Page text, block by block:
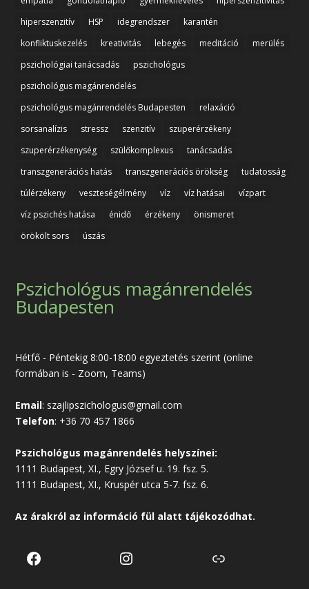
hiperszenzitív
HSP idegrendszer
karantén
konfliktuskezelés
kreativitás lebegés meditáció
merülés
pszichológiai tanácsadás
pszichológus
pszichológus magánrendelés
pszichológus magánrendelés Budapesten
relaxáció
sorsanalízis
stressz szenzitív
szuperérzékeny
szuperérzékenység
szülőkomplexus
tanácsadás
transzgenerációs hatás
transzgenerációs örökség
tudatosság
túlérzékeny
veszteségélmény víz víz hatásai
vízpart
víz pszichés hatása
énidő érzékeny
önismeret
örökölt sors
úszás
Pszichológus magánrendelés
Budapesten
Hétfő - Péntekig 8:00-18:00 egyeztetés szerint (online
formában is - Zoom, Teams)
Email: szajlipszichologus@gmail.com
Telefon: +36 70 457 1866
Pszichológus magánrendelés helyszínei:
1111 Budapest, XI., Egry József u. 19. fsz. 5.
1111 Budapest, XI., Kruspér utca 5-7. fsz. 6.
Az árakról az információ fül alatt tájékozódhat.
Facebook Instagram Link